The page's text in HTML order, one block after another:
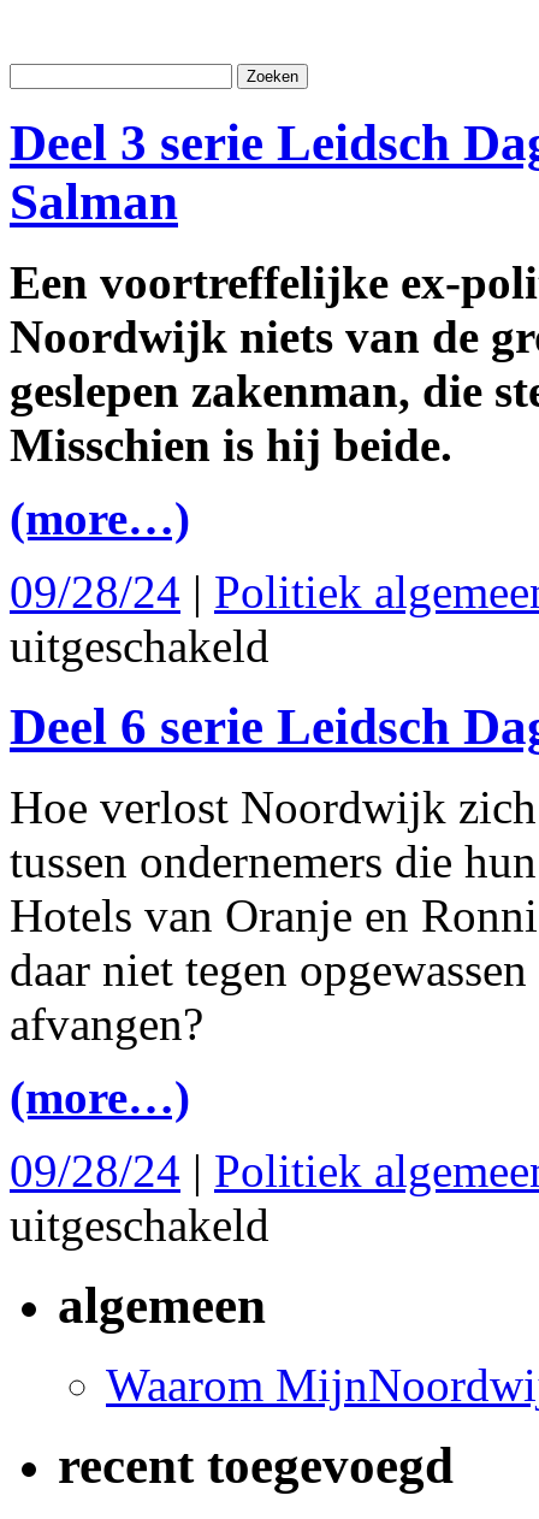
Deel 3 serie Leidsch
Salman
Een voortreffelijke ex-
Noordwijk niets van de
geslepen zakenman, die
Misschien is hij beide.
(more…)
09/28/24 | Politiek
uitgeschakeld
Leidsch
Dagblad:
De
van
Victor
Deel 6 serie Leidsch
Hoe verlost Noordwijk
tussen ondernemers die
Hotels van Oranje en
daar niet tegen
afvangen?
(more…)
09/28/24 | Politiek
uitgeschakeld
verder?
algemeen
Waarom
recent toegevoegd